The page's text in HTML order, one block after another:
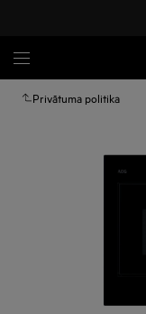
Privātuma politika